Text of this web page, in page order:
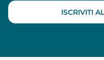
ISCRIVITI